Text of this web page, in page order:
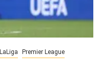
LaLiga Premier League